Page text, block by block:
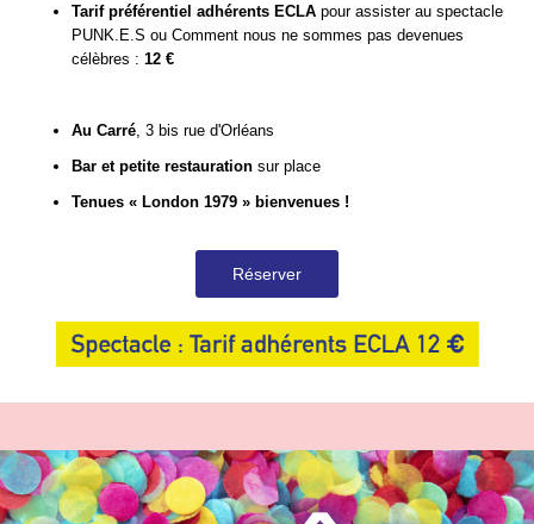
Tarif préférentiel adhérents ECLA pour assister au spectacle
PUNK.E.S ou Comment nous ne sommes pas devenues
célèbres : 12 €
Au Carré, 3 bis rue d'Orléans
Bar et petite restauration sur place
Tenues « London 1979 » bienvenues !
Réserver